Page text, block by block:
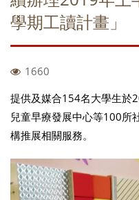
學期工讀計畫」
1660
提供及媒合154名大學生於
兒童早療發展中心等100所
構推展相關服務。